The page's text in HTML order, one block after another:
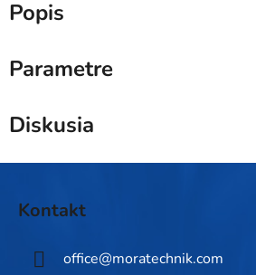
Popis
Parametre
Diskusia
Kontakt
office@moratechnik.com